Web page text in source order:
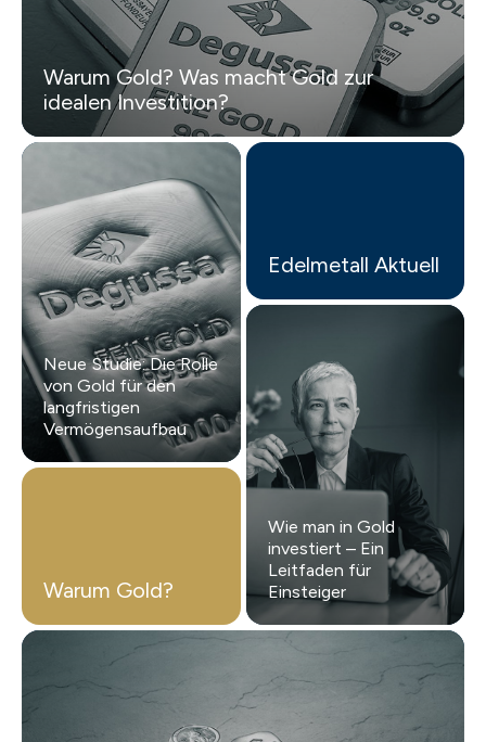
Warum Gold? Was macht Gold zur
idealen Investition?
Neue Studie: Die Rolle
von Gold für den
langfristigen
Vermögensaufbau
Edelmetall Aktuell
Wie man in Gold
investiert – Ein
Leitfaden für
Einsteiger
Warum Gold?